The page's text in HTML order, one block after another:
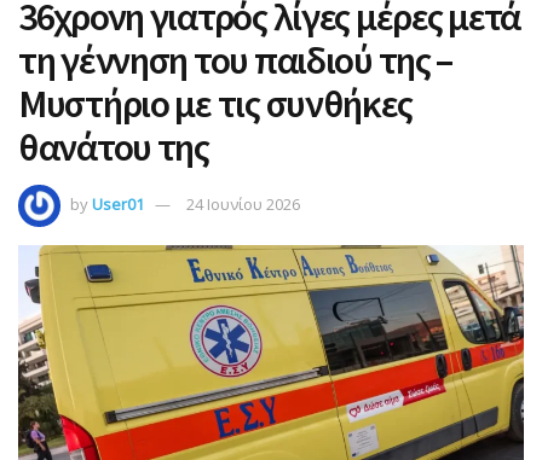
36χρονη γιατρός λίγες μέρες μετά
τη γέννηση του παιδιού της –
Μυστήριο με τις συνθήκες
θανάτου της
byUser01 24 Ιουνίου 2026